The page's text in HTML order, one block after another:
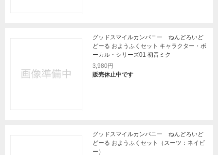
グッドスマイルカンパニー ねんどろいど
どーる おようふくセット キャラクター・ボ
ーカル・シリーズ01 初音ミク
3,980円
販売休止中です
グッドスマイルカンパニー ねんどろいど
どーる おようふくセット（スーツ：ネイビ
ー）